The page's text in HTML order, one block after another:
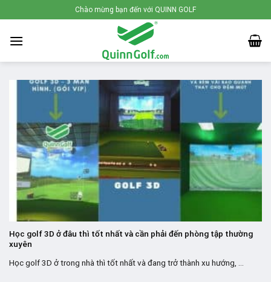
to
content
Chào mừng bạn đến với QUINN GOLF
Học golf 3D ở đâu thì tốt nhất và cần phải đến phòng tập thường
xuyên
Học golf 3D ở trong nhà thì tốt nhất và đang trở thành xu hướng, ...